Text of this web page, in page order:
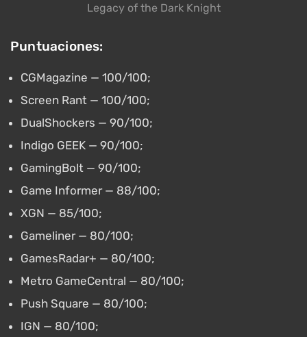
Legacy of the Dark Knight
Puntuaciones:
CGMagazine — 100/100;
Screen Rant — 100/100;
DualShockers — 90/100;
Indigo GEEK — 90/100;
GamingBolt — 90/100;
Game Informer — 88/100;
XGN — 85/100;
Gameliner — 80/100;
GamesRadar+ — 80/100;
Metro GameCentral — 80/100;
Push Square — 80/100;
IGN — 80/100;